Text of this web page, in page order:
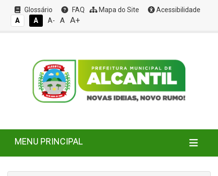
Glossário FAQ Mapa do Site
Acessibilidade
A
A A- A A+
MENU PRINCIPAL